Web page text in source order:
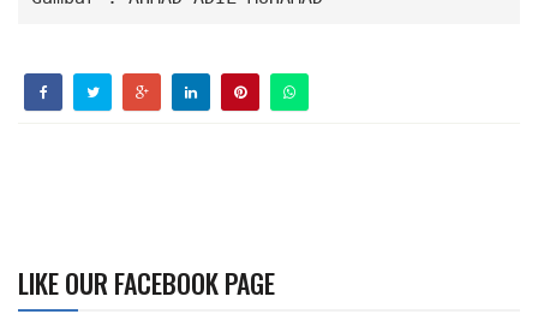
LIKE OUR FACEBOOK PAGE